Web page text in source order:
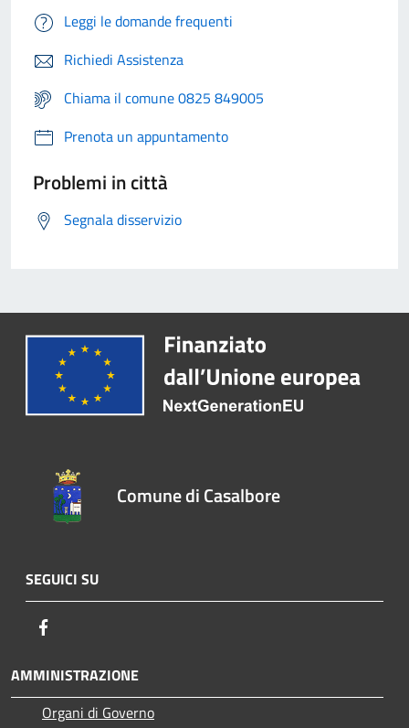
Leggi le domande frequenti
Richiedi Assistenza
Chiama il comune 0825 849005
Prenota un appuntamento
Problemi in città
Segnala disservizio
Comune di Casalbore
SEGUICI SU
AMMINISTRAZIONE
Organi di Governo